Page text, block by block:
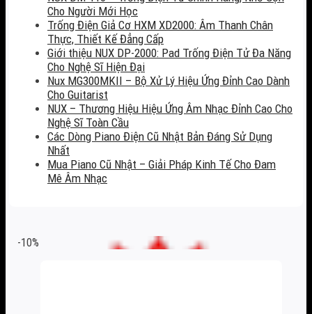
Cho Người Mới Học
Trống Điện Giả Cơ HXM XD2000: Âm Thanh Chân
Thực, Thiết Kế Đẳng Cấp
Giới thiệu NUX DP-2000: Pad Trống Điện Tử Đa Năng
Cho Nghệ Sĩ Hiện Đại
Nux MG300MKII – Bộ Xử Lý Hiệu Ứng Đỉnh Cao Dành
Cho Guitarist
NUX – Thương Hiệu Hiệu Ứng Âm Nhạc Đỉnh Cao Cho
Nghệ Sĩ Toàn Cầu
Các Dòng Piano Điện Cũ Nhật Bản Đáng Sử Dụng
Nhất
Mua Piano Cũ Nhật – Giải Pháp Kinh Tế Cho Đam
Mê Âm Nhạc
-10%